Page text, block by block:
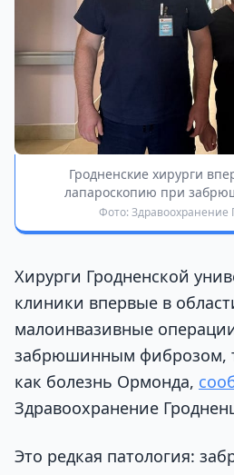
Гродненские хирурги
лапароскопию при
Фото:
Хирурги Гродненской
клиники впервые в
малоинвазивные
забрюшинным фиброзом,
как болезнь Ормонда,
Здравоохранение
Это редкая патология: